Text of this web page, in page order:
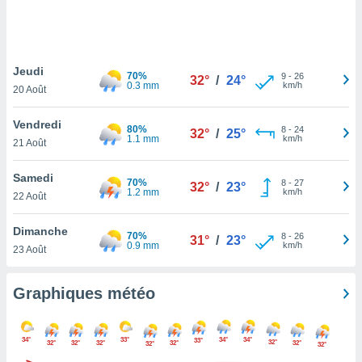
pas
de
à
cas,
que
sur le
que
ne
Jeudi
20 Août
70%
0.3 mm
32° / 24° 9- 26
km/h
Vendredi
21 Août
80%
1.1 mm
32° / 25° 8- 24
km/h
Samedi
22 Août
70%
1.2 mm
32° / 23° 8- 27
km/h
Dimanche
23 Août
70%
0.9 mm
31° / 23° 8- 26
km/h
Graphiques météo
34° 32° 32° 32° 33°
32° 32° 33° 34° 34° 32° 32° 32°